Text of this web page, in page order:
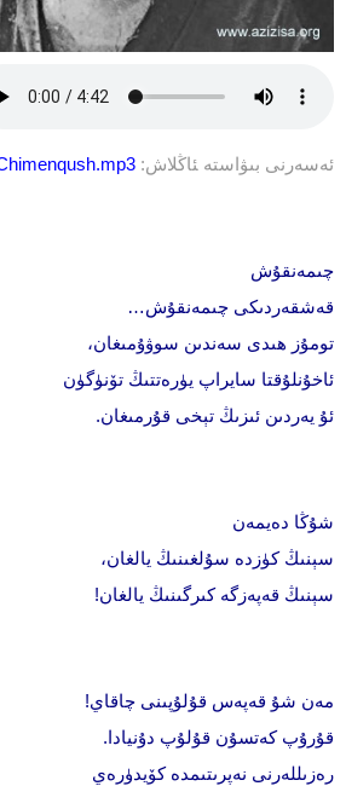
ئەسەرنى بىۋاستە ‍ئاڭلاش:
چىمەنقۇش
قەشقەردىكى چىمەنقۇش…
تومۇز ھىدى سەندىن سوۋۇمىغان،
ئاخۇنلۇقتا سايراپ يۈرەتتىڭ تۆنۈگۈن
ئۇ يەردىن ئىزىڭ تېخى قۇرمىغان.
شۇڭا دەيمەن
سېنىڭ كۈزدە سۇلغىنىڭ يالغان،
سېنىڭ قەپەزگە كىرگىنىڭ يالغان!
مەن شۇ قەپەس قۇلۇپىنى چاقاي!
قۇرۇپ كەتسۇن قۇلۇپ دۇنيادا.
رەزىللەرنى نەپرىتىمدە كۆيدۈرەي